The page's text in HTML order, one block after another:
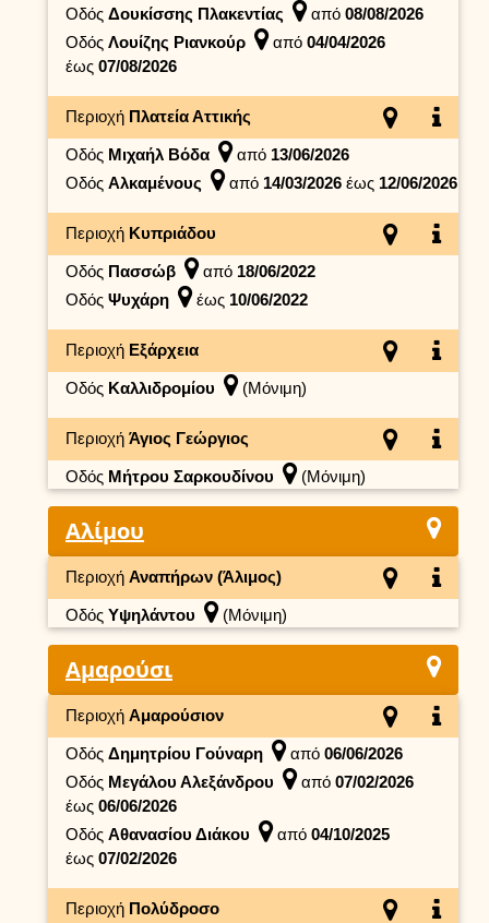
Οδός Δουκίσσης Πλακεντίας από 08/08/2026
Οδός Λουίζης Ριανκούρ από 04/04/2026
έως 07/08/2026
Περιοχή Πλατεία Αττικής
Οδός Μιχαήλ Βόδα από 13/06/2026
Οδός Αλκαμένους από 14/03/2026 έως 12/06/2026
Περιοχή Κυπριάδου
Οδός Πασσώβ από 18/06/2022
Οδός Ψυχάρη έως 10/06/2022
Περιοχή Εξάρχεια
Οδός Καλλιδρομίου (Μόνιμη)
Περιοχή Άγιος Γεώργιος
Οδός Μήτρου Σαρκουδίνου (Μόνιμη)
Αλίμου
Περιοχή Αναπήρων (Άλιμος)
Οδός Υψηλάντου (Μόνιμη)
Αμαρούσι
Περιοχή Αμαρούσιον
Οδός Δημητρίου Γούναρη από 06/06/2026
Οδός Μεγάλου Αλεξάνδρου από 07/02/2026
έως 06/06/2026
Οδός Αθανασίου Διάκου από 04/10/2025
έως 07/02/2026
Περιοχή Πολύδροσο